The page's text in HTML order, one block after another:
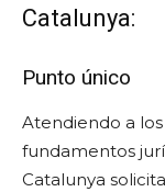
Catalunya:
Punto único
Atendiendo a
fundamentos
Catalunya